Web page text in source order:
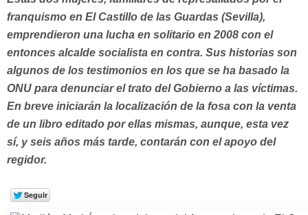
franquismo en El Castillo de las Guardas (Sevilla),
emprendieron una lucha en solitario en 2008 con el
entonces alcalde socialista en contra. Sus historias son
algunos de los testimonios en los que se ha basado la
ONU para denunciar el trato del Gobierno a las víctimas.
En breve iniciarán la localización de la fosa con la venta
de un libro editado por ellas mismas, aunque, esta vez
sí, y seis años más tarde, contarán con el apoyo del
regidor.